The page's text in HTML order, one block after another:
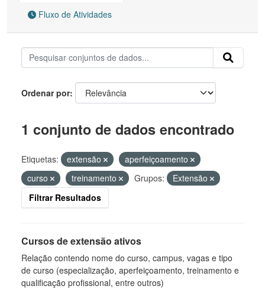
Fluxo de Atividades
Ordenar por
1 conjunto de dados encontrado
Etiquetas: extensão
aperfeiçoamento
curso
treinamento Grupos:
Extensão
Filtrar Resultados
Cursos de extensão ativos
Relação contendo nome do curso, campus, vagas e tipo
de curso (especialização, aperfeiçoamento, treinamento e
qualificação profissional, entre outros)